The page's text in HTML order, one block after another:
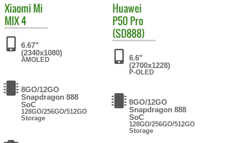
Xiaomi Mi
MIX 4
6.67"
(2340x1080)
AMOLED
8GO/12GO
Snapdragon 888
SoC
128GO/256GO/512GO
Storage
Huawei
P50 Pro
(SD888)
6.6"
(2700x1228)
P-OLED
8GO/12GO
Snapdragon 888
SoC
128GO/256GO/512GO
Storage